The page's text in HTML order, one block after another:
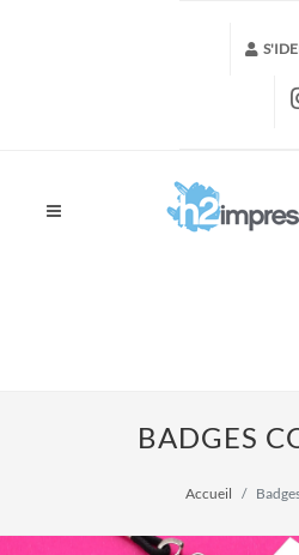
BADGES
Accueil